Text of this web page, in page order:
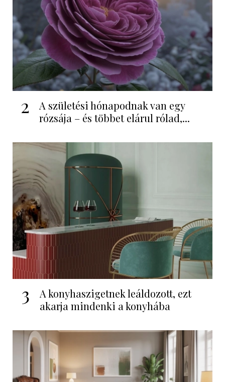
2
A születési hónapodnak van egy
rózsája – és többet elárul rólad,...
3
A konyhaszigetnek leáldozott, ezt
akarja mindenki a konyhába